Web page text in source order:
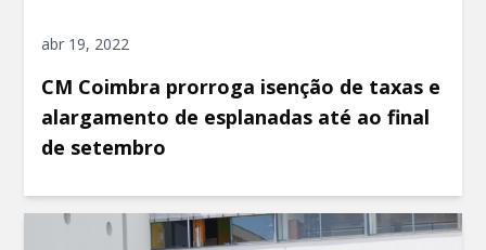
abr 19, 2022
CM Coimbra prorroga isenção de taxas e
alargamento de esplanadas até ao final
de setembro